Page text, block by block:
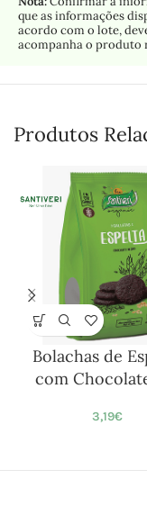
que as informações
acordo com o lote,
acompanha o produto
Produtos
Bolachas de
com
3,19€